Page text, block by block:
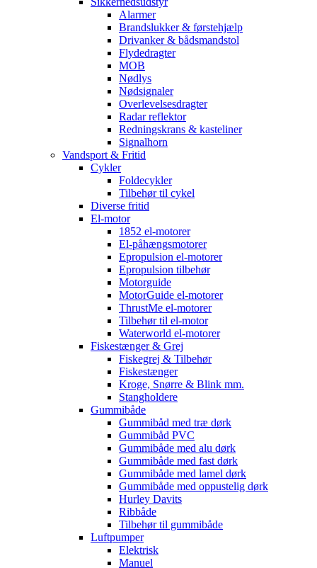
Alarmer
Brandslukker & førstehjælp
Drivanker & bådsmandstol
Flydedragter
MOB
Nødlys
Nødsignaler
Overlevelsesdragter
Radar reflektor
Redningskrans & kasteliner
Signalhorn
Vandsport & Fritid
Cykler
Foldecykler
Tilbehør til cykel
Diverse fritid
El-motor
1852 el-motorer
El-påhængsmotorer
Epropulsion el-motorer
Epropulsion tilbehør
Motorguide
MotorGuide el-motorer
ThrustMe el-motorer
Tilbehør til el-motor
Waterworld el-motorer
Fiskestænger & Grej
Fiskegrej & Tilbehør
Fiskestænger
Kroge, Snørre & Blink mm.
Stangholdere
Gummibåde
Gummibåd med træ dørk
Gummibåd PVC
Gummibåde med alu dørk
Gummibåde med fast dørk
Gummibåde med lamel dørk
Gummibåde med oppustelig dørk
Hurley Davits
Ribbåde
Tilbehør til gummibåde
Luftpumper
Elektrisk
Manuel